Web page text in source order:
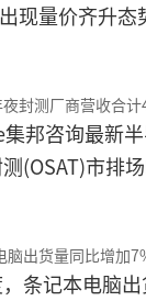
现量价齐升态
封测厂商营收合
邦咨询最新半
(OSAT)市排
出货量同比增加
条记本电脑出